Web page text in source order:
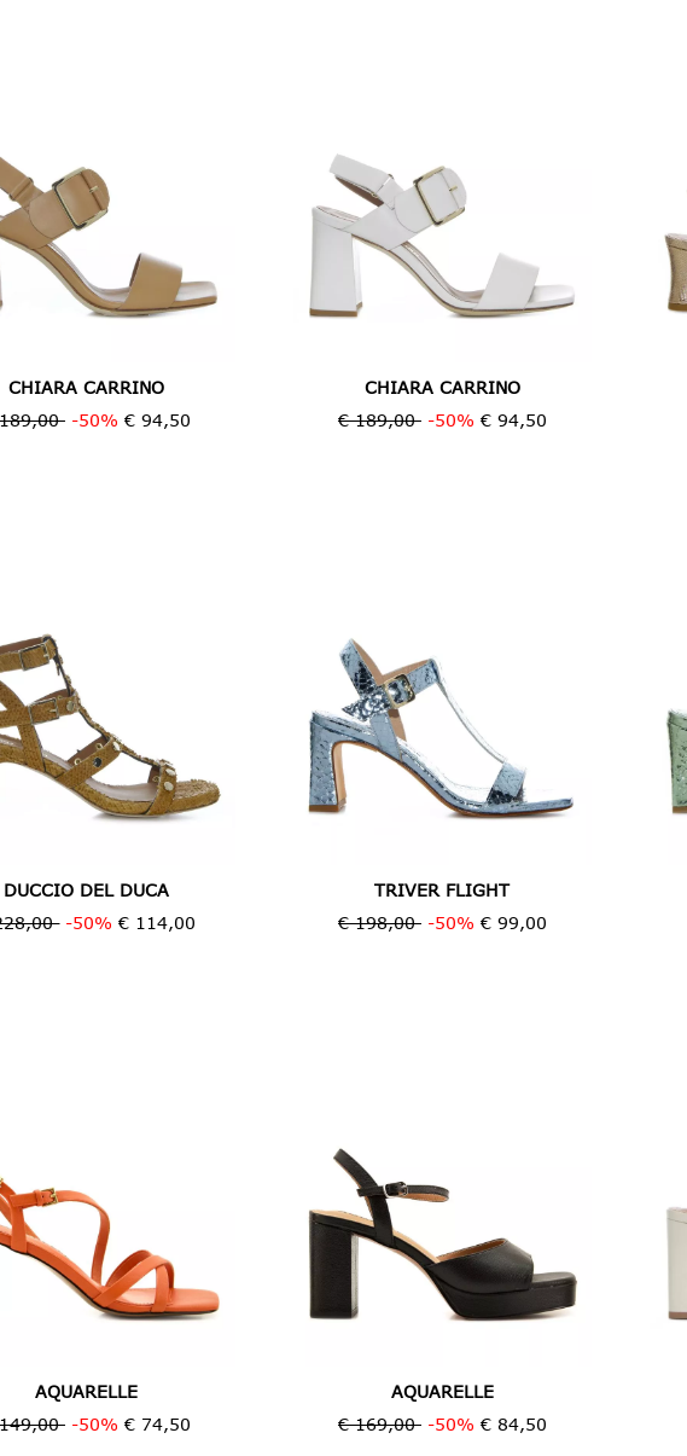
CHIARA CARRINO
-50% € 94,50
CHIARA CARRINO
€ 189,00-50% € 94,50
DUCCIO DEL DUCA
-50%€ 114,00
TRIVER FLIGHT
€ 198,00-50% € 99,00
AQUARELLE
-50% € 74,50
AQUARELLE
€ 169,00-50% € 84,50